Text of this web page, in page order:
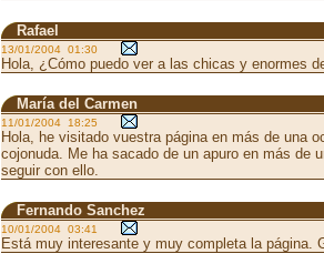
Rafael
13/01/2004 01:30
Hola, ¿Cómo puedo ver a las chicas y enormes
María del Carmen
11/01/2004 18:25
Hola, he visitado vuestra página en más de una
cojonuda. Me ha sacado de un apuro en más de
seguir con ello.
Fernando Sanchez
10/01/2004 03:41
Está muy interesante y muy completa la página.